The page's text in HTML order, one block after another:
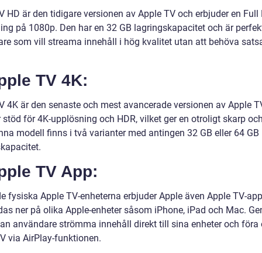
HD är den tidigare versionen av Apple TV och erbjuder en Full
på 1080p. Den har en 32 GB lagringskapacitet och är
som vill streama innehåll i hög kvalitet utan att behöva
TV 4K:
4K är den senaste och mest avancerade versionen av Apple
stöd för 4K-upplösning och HDR, vilket ger en otroligt skarp
modell finns i två varianter med antingen 32 GB eller 64 GB
TV App:
fysiska Apple TV-enheterna erbjuder Apple även Apple TV-
ner på olika Apple-enheter såsom iPhone, iPad och Mac.
användare strömma innehåll direkt till sina enheter och föra
via AirPlay-funktionen.